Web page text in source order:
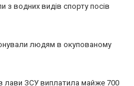
з водних видів спорту посів
людям в окупованому
лави ЗСУ виплатила майже 700